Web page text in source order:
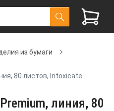
из бумаги
80 листов, Intoxicate
линия, 80